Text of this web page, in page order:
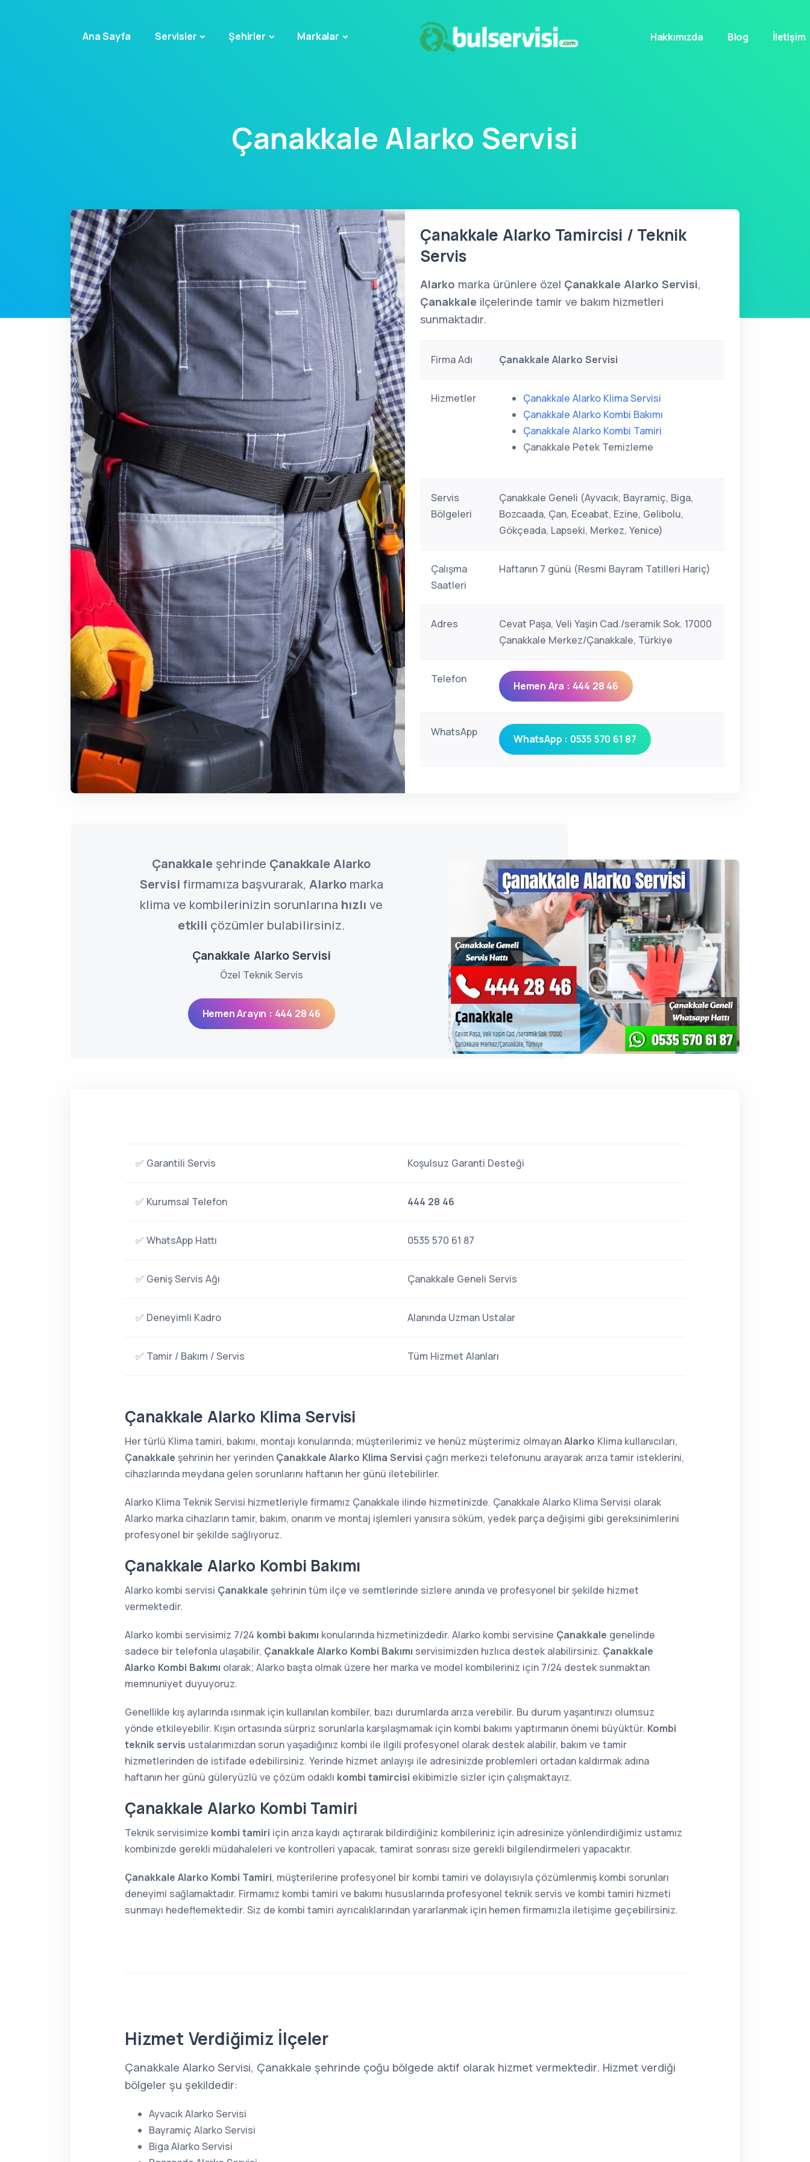
Ana Sayfa Servisler Şehirler Markalar Hakkımızda Blog İletişim
Çanakkale Alarko Servisi
Çanakkale Alarko Tamircisi / Teknik
Servis
Alarko marka ürünlere özel Çanakkale Alarko Servisi,
Çanakkale ilçelerinde tamir ve bakım hizmetleri
sunmaktadır.
Firma Adı Çanakkale Alarko Servisi
Hizmetler
Çanakkale Alarko Klima Servisi
Çanakkale Alarko Kombi Bakımı
Çanakkale Alarko Kombi Tamiri
Çanakkale Petek Temizleme
Servis
Bölgeleri
Çanakkale Geneli (Ayvacık, Bayramiç, Biga,
Bozcaada, Çan, Eceabat, Ezine, Gelibolu,
Gökçeada, Lapseki, Merkez, Yenice)
Çalışma
Saatleri
Haftanın 7 günü (Resmi Bayram Tatilleri Hariç)
Adres
Cevat Paşa, Veli Yaşin Cad./seramik Sok. 17000
Çanakkale Merkez/Çanakkale, Türkiye
Telefon
Hemen Ara : 444 28 46
WhatsApp
WhatsApp : 0535 570 61 87
Çanakkale şehrinde Çanakkale Alarko
Servisi firmamıza başvurarak, Alarkomarka
klima ve kombilerinizin sorunlarına hızlı ve
etkili çözümler bulabilirsiniz.
Çanakkale Alarko Servisi
Özel Teknik Servis
Hemen Arayın : 444 28 46
✅ Garantili Servis Koşulsuz Garanti Desteği
✅ Kurumsal Telefon 444 28 46
✅ WhatsApp Hattı 0535 570 61 87
✅ Geniş Servis Ağı Çanakkale Geneli Servis
✅ Deneyimli Kadro Alanında Uzman Ustalar
✅ Tamir / Bakım / Servis Tüm Hizmet Alanları
Çanakkale Alarko Klima Servisi
Her türlü Klima tamiri, bakımı, montajı konularında; müşterilerimiz ve henüz müşterimiz olmayanAlarko Klima kullanıcıları,
Çanakkale şehrinin her yerinden Çanakkale Alarko Klima Servisi çağrı merkezi telefonunu arayarak arıza tamir isteklerini,
cihazlarında meydana gelen sorunlarını haftanın her günü iletebilirler.
Alarko Klima Teknik Servisi hizmetleriyle firmamız Çanakkale ilinde hizmetinizde. Çanakkale Alarko Klima Servisi olarak
Alarko marka cihazların tamir, bakım, onarım ve montaj işlemleri yanısıra söküm, yedek parça değişimi gibi gereksinimlerini
profesyonel bir şekilde sağlıyoruz.
Çanakkale Alarko Kombi Bakımı
Alarko kombi servisi Çanakkale şehrinin tüm ilçe ve semtlerinde sizlere anında ve profesyonel bir şekilde hizmet
vermektedir.
Alarko kombi servisimiz 7/24 kombi bakımı konularında hizmetinizdedir. Alarko kombi servisine Çanakkale genelinde
sadece bir telefonla ulaşabilir, Çanakkale Alarko Kombi Bakımı servisimizden hızlıca destek alabilirsiniz. Çanakkale
Alarko Kombi Bakımı olarak; Alarko başta olmak üzere her marka ve model kombileriniz için 7/24 destek sunmaktan
memnuniyet duyuyoruz.
Genellikle kış aylarında ısınmak için kullanılan kombiler, bazı durumlarda arıza verebilir. Bu durum yaşantınızı olumsuz
yönde etkileyebilir. Kışın ortasında sürpriz sorunlarla karşılaşmamak için kombi bakımı yaptırmanın önemi büyüktür. Kombi
teknik servis ustalarımızdan sorun yaşadığınız kombi ile ilgili profesyonel olarak destek alabilir, bakım ve tamir
hizmetlerinden de istifade edebilirsiniz. Yerinde hizmet anlayışı ile adresinizde problemleri ortadan kaldırmak adına
haftanın her günü güleryüzlü ve çözüm odaklı kombi tamircisi ekibimizle sizler için çalışmaktayız.
Çanakkale Alarko Kombi Tamiri
Teknik servisimize kombi tamiri için arıza kaydı açtırarak bildirdiğiniz kombileriniz için adresinize yönlendirdiğimiz ustamız
kombinizde gerekli müdahaleleri ve kontrolleri yapacak, tamirat sonrası size gerekli bilgilendirmeleri yapacaktır.
Çanakkale Alarko Kombi Tamiri, müşterilerine profesyonel bir kombi tamiri ve dolayısıyla çözümlenmiş kombi sorunları
deneyimi sağlamaktadır. Firmamız kombi tamiri ve bakımı hususlarında profesyonel teknik servis ve kombi tamiri hizmeti
sunmayı hedeflemektedir. Siz de kombi tamiri ayrıcalıklarından yararlanmak için hemen firmamızla iletişime geçebilirsiniz.
Hizmet Verdiğimiz İlçeler
Çanakkale Alarko Servisi, Çanakkale şehrinde çoğu bölgede aktif olarak hizmet vermektedir. Hizmet verdiği
bölgeler şu şekildedir:
Ayvacık Alarko Servisi
Bayramiç Alarko Servisi
Biga Alarko Servisi